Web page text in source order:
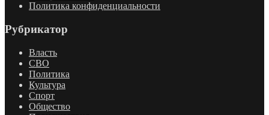
Политика конфиденциальности
Рубрикатор
Власть
СВО
Политика
Культура
Спорт
Общество